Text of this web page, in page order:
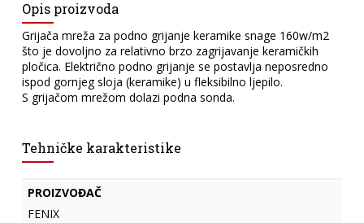
Opis proizvoda
Grijača mreža za podno grijanje keramike snage 160w/m2
što je dovoljno za relativno brzo zagrijavanje keramičkih
pločica. Električno podno grijanje se postavlja neposredno
ispod gornjeg sloja (keramike) u fleksibilno ljepilo.
S grijačom mrežom dolazi podna sonda.
Tehničke karakteristike
PROIZVOĐAČ
FENIX